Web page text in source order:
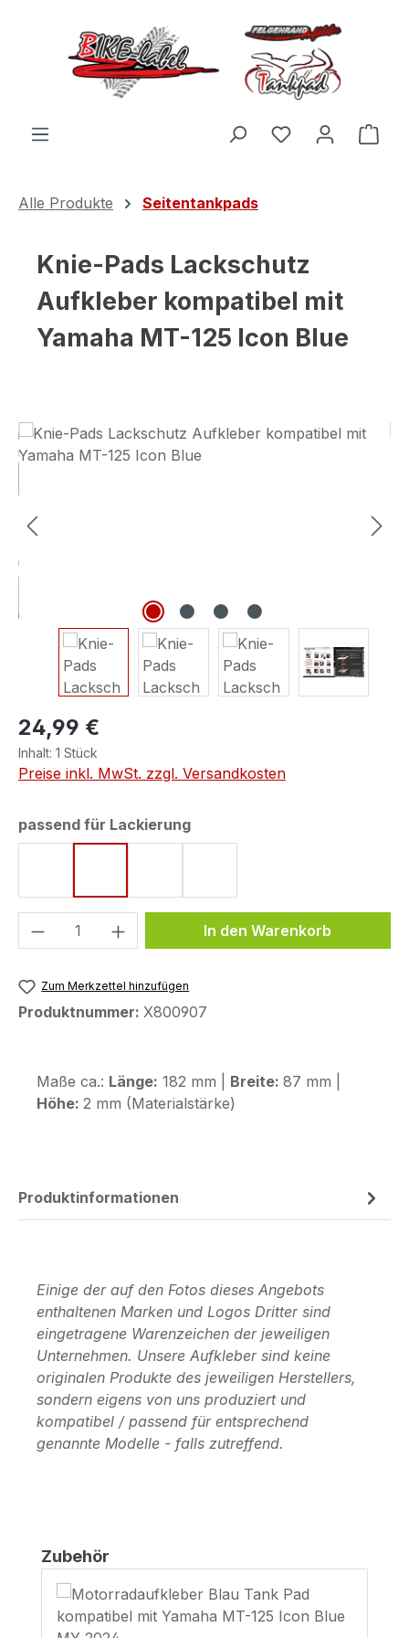
Zum Hauptinhalt springen
Du hast 0
Alle Produkte Seitentankpads
Knie-Pads Lackschutz
Aufkleber kompatibel mit
Yamaha MT-125 Icon Blue
Bildergalerie überspringen
24,99 €
Inhalt: 1 Stück
Preise inkl. MwSt. zzgl. Versandkosten
passend für Lackierungauswählen
Produkt Anzahl: Gib denIn den Warenkorb
Zum Merkzettel hinzufügen
Produktnummer: X800907
Maße ca.: Länge: 182 mm | Breite: 87 mm |
Höhe: 2 mm (Materialstärke)
Produktinformationen
Einige der auf den Fotos dieses Angebots
enthaltenen Marken und Logos Dritter sind
eingetragene Warenzeichen der jeweiligen
Unternehmen. Unsere Aufkleber sind keine
originalen Produkte des jeweiligen Herstellers,
sondern eigens von uns produziert und
kompatibel / passend für entsprechend
genannte Modelle - falls zutreffend.
Produktgalerie überspringen
Zubehör